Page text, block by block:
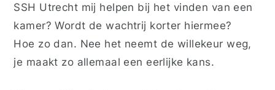
SSH Utrecht mij helpen bij het vinden van een
kamer? Wordt de wachtrij korter hiermee?
Hoe zo dan. Nee het neemt de willekeur weg,
je maakt zo allemaal een eerlijke kans.